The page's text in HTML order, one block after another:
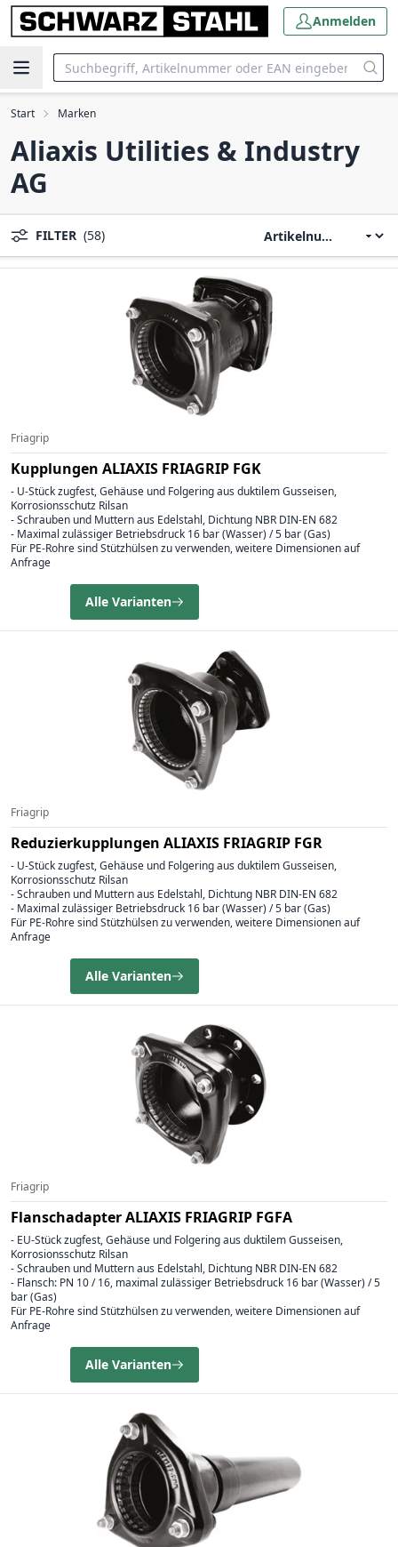
Anmelden
Start Marken
Aliaxis Utilities & Industry
AG
FILTER (58)
Friagrip
Kupplungen ALIAXIS FRIAGRIP FGK
- U-Stück zugfest, Gehäuse und Folgering aus duktilem Gusseisen,
Korrosionsschutz Rilsan
- Schrauben und Muttern aus Edelstahl, Dichtung NBR DIN-EN 682
- Maximal zulässiger Betriebsdruck 16 bar (Wasser) / 5 bar (Gas)
Für PE-Rohre sind Stützhülsen zu verwenden, weitere Dimensionen auf
Anfrage
Alle Varianten
Friagrip
Reduzierkupplungen ALIAXIS FRIAGRIP FGR
- U-Stück zugfest, Gehäuse und Folgering aus duktilem Gusseisen,
Korrosionsschutz Rilsan
- Schrauben und Muttern aus Edelstahl, Dichtung NBR DIN-EN 682
- Maximal zulässiger Betriebsdruck 16 bar (Wasser) / 5 bar (Gas)
Für PE-Rohre sind Stützhülsen zu verwenden, weitere Dimensionen auf
Anfrage
Alle Varianten
Friagrip
Flanschadapter ALIAXIS FRIAGRIP FGFA
- EU-Stück zugfest, Gehäuse und Folgering aus duktilem Gusseisen,
Korrosionsschutz Rilsan
- Schrauben und Muttern aus Edelstahl, Dichtung NBR DIN-EN 682
- Flansch: PN 10 / 16, maximal zulässiger Betriebsdruck 16 bar (Wasser) / 5
bar (Gas)
Für PE-Rohre sind Stützhülsen zu verwenden, weitere Dimensionen auf
Anfrage
Alle Varianten